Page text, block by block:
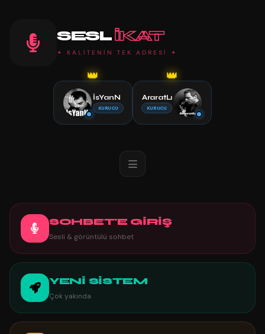
SESL IKAT
✦ KALİTENİN TEK ADRESİ ✦
👑
İsYanN
KURUCU
👑
AraratLı
KURUCU
SOHBET'E GİRİŞ
Sesli & görüntülü sohbet
YENİ SİSTEM
Çok yakında